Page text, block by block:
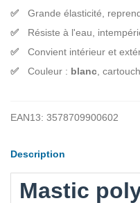
Grande élasticité,
Résiste à l'eau,
Convient intérieur et
Couleur : blanc ,
EAN13: 3578709900602
Description
Mastic